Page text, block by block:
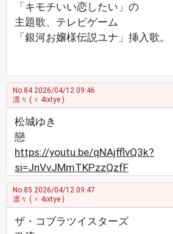
「キモチいい恋したい」の
主題歌、テレビゲーム
「銀河お嬢様伝説ユナ」挿入歌。
No.842026/04/12 09:46
凛々 ( ♀ 4ixtye )
松城ゆき
戀
https://youtu.be/qNAjfflvQ3k?
si=JnVvJMmTKPzzQzfF
No.85 2026/04/12 09:47
凛々 ( ♀ 4ixtye )
ザ・コブラツイスターズ